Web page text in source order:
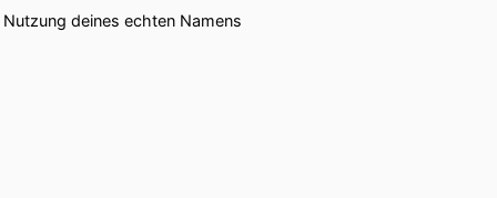
die Chefin
bereitet.
deines echten Namens